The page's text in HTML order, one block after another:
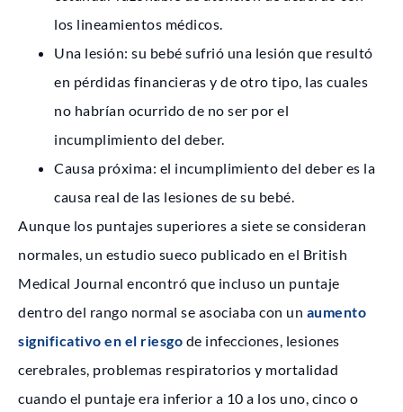
los lineamientos médicos.
Una lesión: su bebé sufrió una lesión que resultó
en pérdidas financieras y de otro tipo, las cuales
no habrían ocurrido de no ser por el
incumplimiento del deber.
Causa próxima: el incumplimiento del deber es la
causa real de las lesiones de su bebé.
Aunque los puntajes superiores a siete se consideran
normales, un estudio sueco publicado en el British
Medical Journal encontró que incluso un puntaje
dentro del rango normal se asociaba con un aumento
significativo en el riesgo de infecciones, lesiones
cerebrales, problemas respiratorios y mortalidad
cuando el puntaje era inferior a 10 a los uno, cinco o